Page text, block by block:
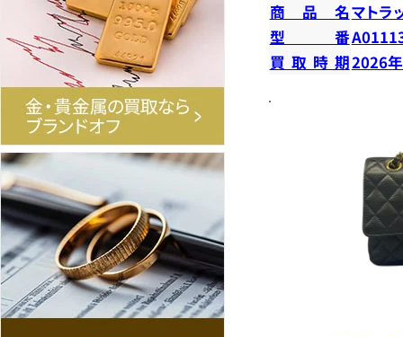
商品名マトラ
型番
買取時期2026